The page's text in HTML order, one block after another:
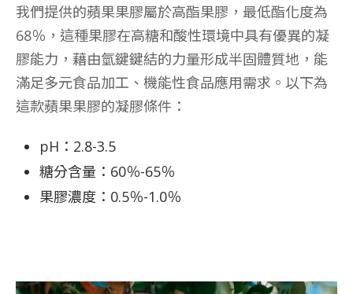
我們提供的蘋果果膠屬於高酯果膠，最低酯化度為
68％，這種果膠在高糖和酸性環境中具有優異的凝
膠能力，藉由氫鍵鍵結的力量形成半固體質地，能
滿足多元食品加工、機能性食品應用需求。以下為
這款蘋果果膠的凝膠條件：
pH：2.8-3.5
糖分含量：60％-65％
果膠濃度：0.5％-1.0％